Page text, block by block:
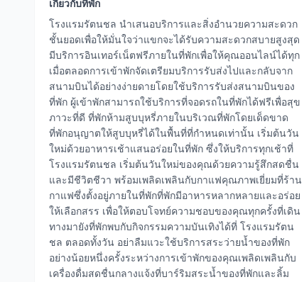
เกี่ยวกับที่พัก
โรงแรมรัตนชล นำเสนอบริการและสิ่งอำนวยความสะดวก
ชั้นยอดเพื่อให้มั่นใจว่าแขกจะได้รับความสะดวกสบายสูงสุด
มีบริการอินเทอร์เน็ตฟรีภายในที่พักเพื่อให้คุณออนไลน์ได้ทุก
เมื่อตลอดการเข้าพักจัดเตรียมบริการรับส่งไปและกลับจาก
สนามบินได้อย่างง่ายดายโดยใช้บริการรับส่งสนามบินของ
ที่พัก ผู้เข้าพักสามารถใช้บริการที่จอดรถในที่พักได้ฟรีเพื่อสุข
ภาวะที่ดี ที่พักห้ามสูบบุหรี่ภายในบริเวณที่พักโดยเด็ดขาด
ที่พักอนุญาตให้สูบบุหรี่ได้ในพื้นที่ที่กำหนดเท่านั้น เริ่มต้นวัน
ใหม่ด้วยอาหารเช้าแสนอร่อยในที่พัก ซึ่งให้บริการทุกเช้าที่
โรงแรมรัตนชล เริ่มต้นวันใหม่ของคุณด้วยความรู้สึกสดชื่น
และมีชีวิตชีวา พร้อมเพลิดเพลินกับกาแฟคุณภาพเยี่ยมที่ร้าน
กาแฟซึ่งตั้งอยู่ภายในที่พักที่พักมีอาหารหลากหลายและอร่อย
ให้เลือกสรร เพื่อให้ตอบโจทย์ความชอบของคุณทุกครั้งที่เดิน
ทางมายังที่พักพบกับกิจกรรมความบันเทิงได้ที่ โรงแรมรัตน
ชล ตลอดทั้งวัน อย่าลืมแวะใช้บริการสระว่ายน้ำของที่พัก
อย่างน้อยหนึ่งครั้งระหว่างการเข้าพักของคุณเพลิดเพลินกับ
เครื่องดื่มสดชื่นกลางแจ้งที่บาร์ริมสระน้ำของที่พักและลิ้ม